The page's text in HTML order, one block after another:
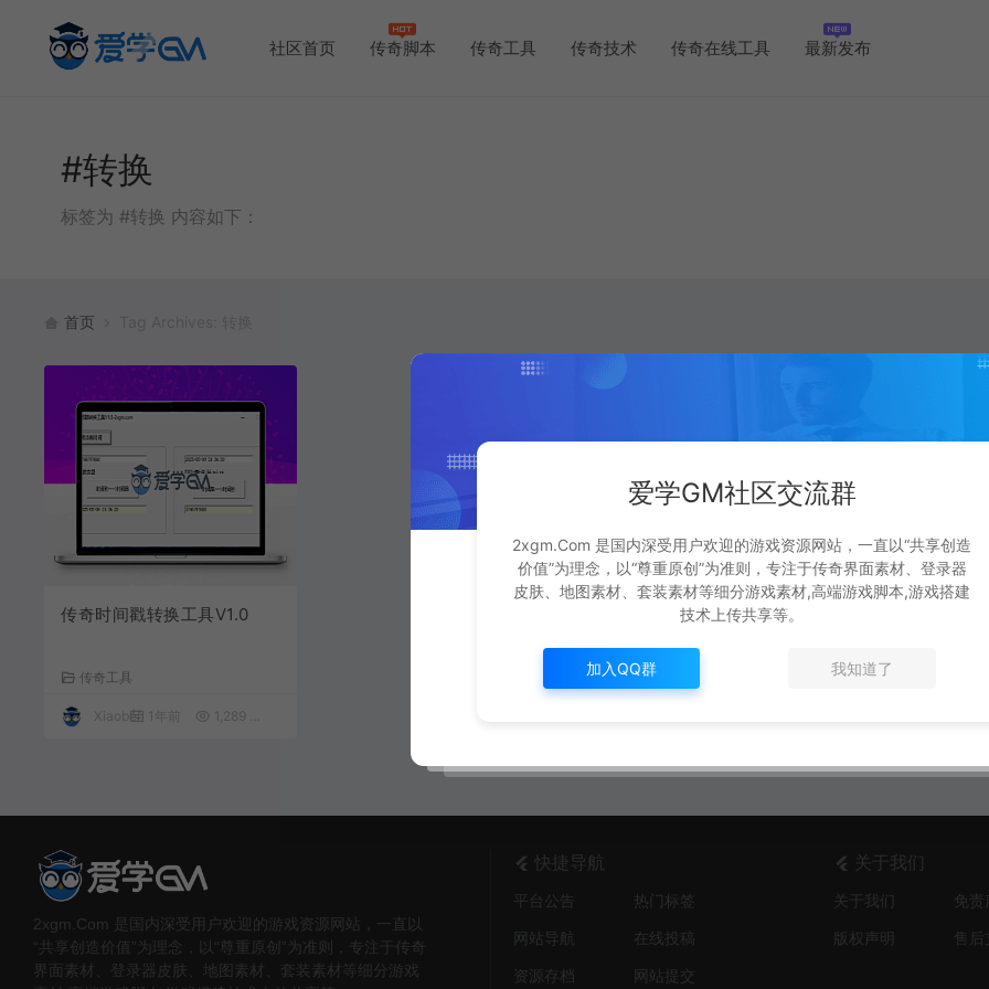
社区首页 传奇脚本 传奇工具 传奇技术 传奇在线工具 最新发布
#转换
标签为 #转换 内容如下：
首页
传奇时间戳转换工具V1.0
传奇工具
Xiaobei 1年前 1,289
2xgm.Com 是国内深受用户欢迎的游戏资源网站，一直以
“共享创造价值”为理念，以“尊重原创”为准则，专注于传奇
界面素材、登录器皮肤、地图素材、套装素材等细分游戏
快捷导航
平台公告
热门标签
网站导航
在线投稿
资源存档
网站提交
关于我们
关于我们
免责
版权声明
售后
爱学GM社区交流群
2xgm.Com 是国内深受用户欢迎的游戏资源网站，一直以“共享创造
价值”为理念，以“尊重原创”为准则，专注于传奇界面素材、登录器
皮肤、地图素材、套装素材等细分游戏素材,高端游戏脚本,游戏搭建
技术上传共享等。
加入QQ群 我知道了